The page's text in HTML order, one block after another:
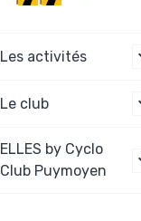
Les activités
Le club
ELLES by Cyclo
Club Puymoyen